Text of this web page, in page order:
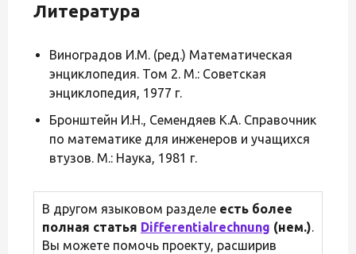
Литература
Виноградов И.М. (ред.) Математическая
энциклопедия. Том 2. М.: Советская
энциклопедия, 1977 г.
Бронштейн И.Н., Семендяев К.А. Справочник
по математике для инженеров и учащихся
втузов. М.: Наука, 1981 г.
В другом языковом разделе есть более
полная статья Differentialrechnung (нем.).
Вы можете помочь проекту, расширив